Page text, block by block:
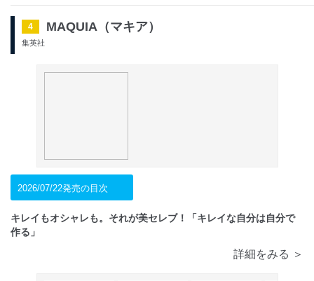
4 MAQUIA（マキア）
集英社
2026/07/22発売の目次
キレイもオシャレも。それが美セレブ！「キレイな自分は自分で
作る」
詳細をみる ＞